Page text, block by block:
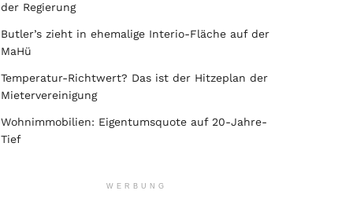
der Regierung
Butler’s zieht in ehemalige Interio-Fläche auf der
MaHü
Temperatur-Richtwert? Das ist der Hitzeplan der
Mietervereinigung
Wohnimmobilien: Eigentumsquote auf 20-Jahre-
Tief
WERBUNG